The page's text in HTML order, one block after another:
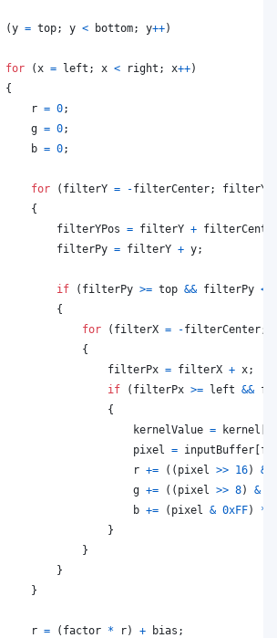
(y = top; y < bottom; y++)
for
( x = left ; x < right ; x++)
{
r = 0;
g = 0;
b = 0;
for ( filterY = -filterCenter; filterY
{
filterYPos = filterY +
filterPy = filterY + y;
if ( filterPy >= top && filterPy <
{
for
( filterX = -filterCenter;
{
filterPx = filterX + x;
if
( filterPx >= left &&
{
kernelValue = kernel
pixel
= inputBuffer [
r += ( ( pixel >> 16) &
g += ( ( pixel >> 8) &
b += ( pixel & 0xFF) *
}
}
}
}
r = ( factor * r) + bias ;